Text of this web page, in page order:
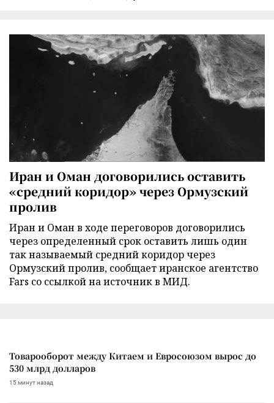
Иран и Оман договорились оставить
«средний коридор» через Ормузский
пролив
Иран и Оман в ходе переговоров договорились
через определенный срок оставить лишь один
так называемый средний коридор через
Ормузский пролив, сообщает иранское агентство
Fars со ссылкой на источник в МИД.
Товарооборот между Китаем и Евросоюзом вырос до
530 млрд долларов
15 минут назад